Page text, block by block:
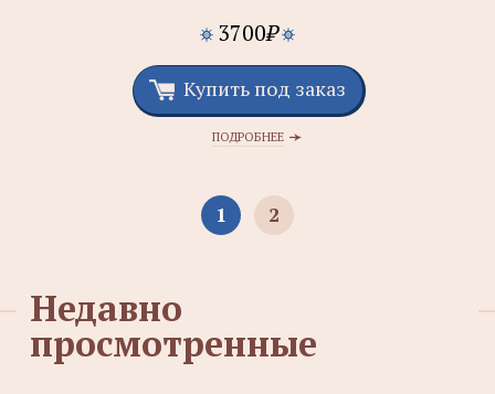
3700₽
Купить под заказ
ПОДРОБНЕЕ
1 2
Недавно
просмотренные